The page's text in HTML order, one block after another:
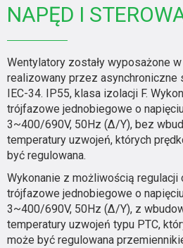
NAPĘD I
Wentylatory zostały wyposażone
realizowany przez asynchroniczne
IEC-34. IP55, klasa izolacji F.
trójfazowe jednobiegowe o
3~400/690V, 50Hz (Δ/Y), bez
temperatury uzwojeń, których
być regulowana.
Wykonanie z możliwością regulacji
trójfazowe jednobiegowe o
3~400/690V, 50Hz (Δ/Y), z
temperatury uzwojeń typu PTC,
może być regulowana